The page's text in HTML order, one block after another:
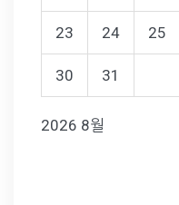
2026 8월
23 24 25
30 31